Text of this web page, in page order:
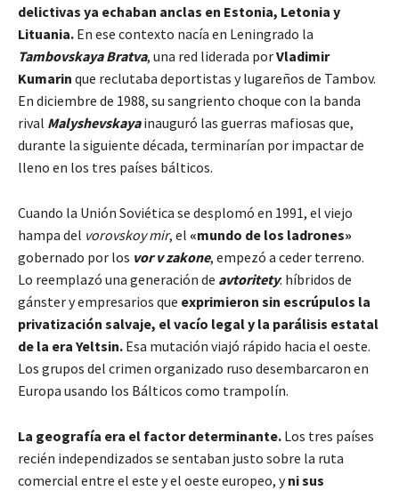
delictivas ya echaban anclas en Estonia, Letonia y
Lituania. En ese contexto nacía en Leningrado la
Tambovskaya Bratva, una red liderada porVladimir
Kumarin que reclutaba deportistas y lugareños de Tambov.
En diciembre de 1988, su sangriento choque con la banda
rival Malyshevskaya inauguró las guerras mafiosas que,
durante la siguiente década, terminarían por impactar de
lleno en los tres países bálticos.
Cuando la Unión Soviética se desplomó en 1991, el viejo
hampa del vorovskoy mir, el «mundo de los ladrones»
gobernado por los vor v zakone, empezó a ceder terreno.
Lo reemplazó una generación de avtoritety: híbridos de
gánster y empresarios que exprimieron sin escrúpulos la
privatización salvaje, el vacío legal y la parálisis estatal
de la era Yeltsin. Esa mutación viajó rápido hacia el oeste.
Los grupos del crimen organizado ruso desembarcaron en
Europa usando los Bálticos como trampolín.
La geografía era el factor determinante. Los tres países
recién independizados se sentaban justo sobre la ruta
comercial entre el este y el oeste europeo, yni sus